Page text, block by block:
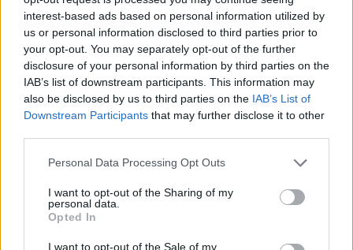
interest-based ads based on personal information utilized by
us or personal information disclosed to third parties prior to
your opt-out. You may separately opt-out of the further
disclosure of your personal information by third parties on the
IAB’s list of downstream participants. This information may
also be disclosed by us to third parties on the IAB’s List of
Downstream Participants that may further disclose it to other
Personal Data Processing Opt Outs
I want to opt-out of the Sharing of my
personal data.
Opted In
I want to opt-out of the Sale of my